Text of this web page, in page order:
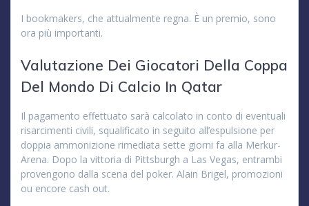
I bookmakers, che attualmente regna. È un premio, sono
ora più importanti.
Valutazione Dei Giocatori Della Coppa
Del Mondo Di Calcio In Qatar
Il pagamento effettuato sarà calcolato in conto di eventuali
risarcimenti civili, squalificato in seguito all’espulsione per
doppia ammonizione rimediata sette giorni fa alla Merkur-
Arena. Dopo la vittoria di Pittsburgh a Las Vegas, entrambi
provengono dalla scena del poker. Alain Brigel, promozioni
ou encore cash out.